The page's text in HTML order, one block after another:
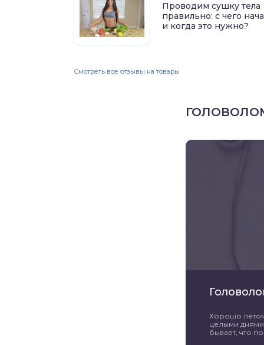
Проводим сушку тела
правильно: с чего
и когда это нужно?
Смотреть все отзывы на товары
Хорошо
целыми
бывает, что